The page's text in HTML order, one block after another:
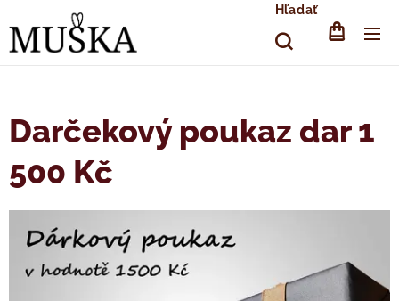
Hľadať
Darčekový poukaz dar 1
500 Kč